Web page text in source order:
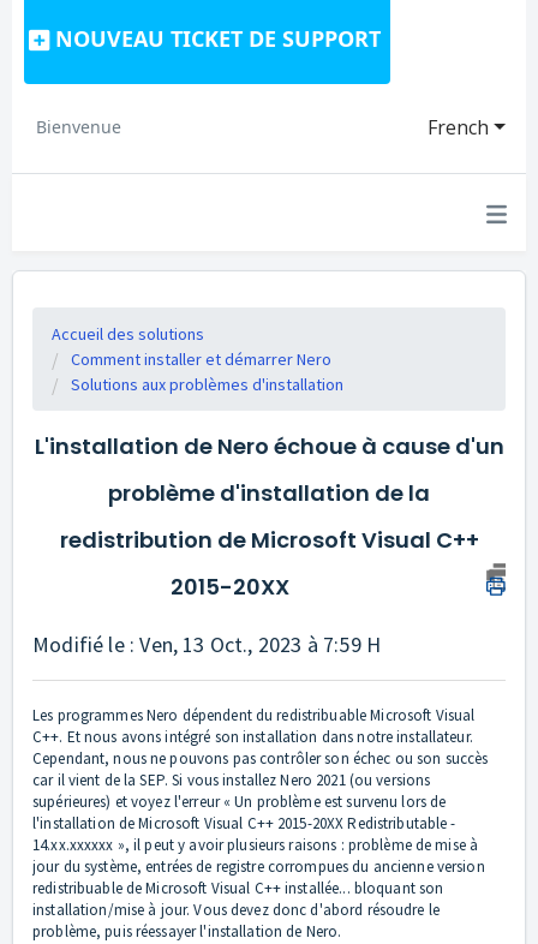
NOUVEAU TICKET DE SUPPORT
French
Bienvenue
Accueil des solutions
Comment installer et démarrer Nero
Solutions aux problèmes d'installation
L'installation de Nero échoue à cause d'un
problème d'installation de la
redistribution de Microsoft Visual C++
2015-20XX
Modifié le : Ven, 13 Oct., 2023 à 7:59 H
Les programmes Nero dépendent du redistribuable Microsoft Visual
C++. Et nous avons intégré son installation dans notre installateur.
Cependant, nous ne pouvons pas contrôler son échec ou son succès
car il vient de la SEP. Si vous installez Nero 2021 (ou versions
supérieures) et voyez l'erreur « Un problème est survenu lors de
l'installation de Microsoft Visual C++ 2015-20XX Redistributable -
14.xx.xxxxxx », il peut y avoir plusieurs raisons : problème de mise à
jour du système, entrées de registre corrompues du ancienne version
redistribuable de Microsoft Visual C++ installée... bloquant son
installation/mise à jour. Vous devez donc d'abord résoudre le
problème, puis réessayer l'installation de Nero.